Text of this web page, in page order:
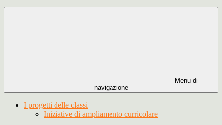
Menu di
navigazione
I progetti delle classi
Iniziative di ampliamento curricolare